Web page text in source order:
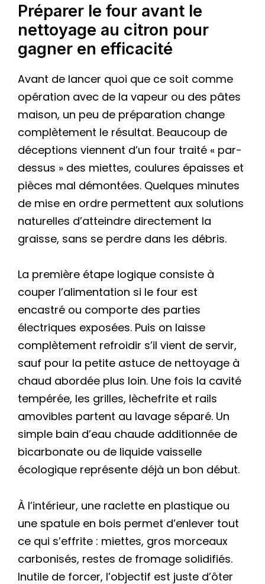
Préparer le four avant le
nettoyage au citron pour
gagner en efficacité
Avant de lancer quoi que ce soit comme
opération avec de la vapeur ou des pâtes
maison, un peu de préparation change
complètement le résultat. Beaucoup de
déceptions viennent d’un four traité « par-
dessus » des miettes, coulures épaisses et
pièces mal démontées. Quelques minutes
de mise en ordre permettent aux solutions
naturelles d’atteindre directement la
graisse, sans se perdre dans les débris.
La première étape logique consiste à
couper l’alimentation si le four est
encastré ou comporte des parties
électriques exposées. Puis on laisse
complètement refroidir s’il vient de servir,
sauf pour la petite astuce de nettoyage à
chaud abordée plus loin. Une fois la cavité
tempérée, les grilles, lèchefrite et rails
amovibles partent au lavage séparé. Un
simple bain d’eau chaude additionnée de
bicarbonate ou de liquide vaisselle
écologique représente déjà un bon début.
À l’intérieur, une raclette en plastique ou
une spatule en bois permet d’enlever tout
ce qui s’effrite : miettes, gros morceaux
carbonisés, restes de fromage solidifiés.
Inutile de forcer, l’objectif est juste d’ôter